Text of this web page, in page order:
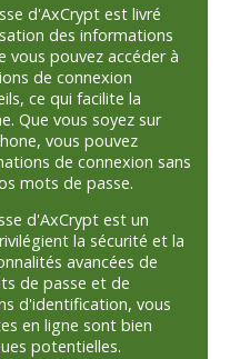
d'AxCrypt est livré
des informations
vous pouvez accéder à
de connexion
ce qui facilite la
Que vous soyez sur
vous pouvez
de connexion sans
mots de passe.
d'AxCrypt est un
la sécurité et la
avancées de
de passe et de
d'identification, vous
en ligne sont bien
potentielles.